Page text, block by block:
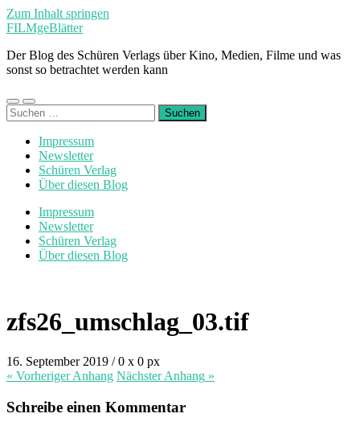
Zum Inhalt springen
FILMgeBlätter
Der Blog des Schüren Verlags über Kino, Medien, Filme und was
sonst so betrachtet werden kann
Mobile-
Menü
Suchfeld
ein-/ausblenden
Suchen
nach:
Impressum
Newsletter
Schüren Verlag
Über diesen Blog
Impressum
Newsletter
Schüren Verlag
Über diesen Blog
zfs26_umschlag_03.tif
16. September 2019 /0 x 0 px
« VorherigerAnhang NächsterAnhang »
Schreibe einen Kommentar